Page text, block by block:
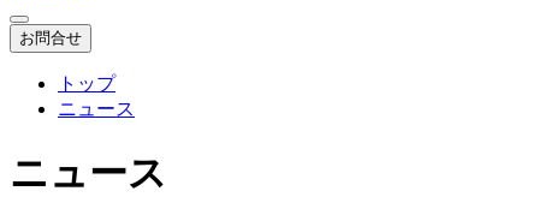
お問合せ
トップ
ニュース
ニュース